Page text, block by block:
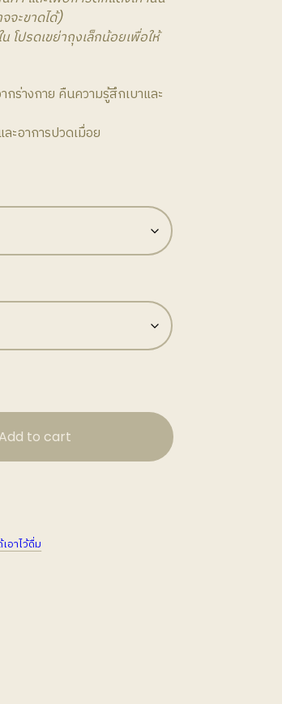
จะขาดได้)
โปรดเขย่าถุงเล็กน้อยเพื่อให้
ร่างกาย คืนความรู้สึกเบาและ
ะอาการปวดเมื่อย
Add to cart
อาไว้ดื่ม